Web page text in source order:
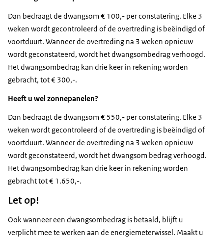
Dan bedraagt de dwangsom € 100,- per constatering. Elke 3
weken wordt gecontroleerd of de overtreding is beëindigd of
voortduurt. Wanneer de overtreding na 3 weken opnieuw
wordt geconstateerd, wordt het dwangsombedrag verhoogd.
Het dwangsombedrag kan drie keer in rekening worden
gebracht, tot € 300,-.
Heeft u wel zonnepanelen?
Dan bedraagt de dwangsom € 550,- per constatering. Elke 3
weken wordt gecontroleerd of de overtreding is beëindigd of
voortduurt. Wanneer de overtreding na 3 weken opnieuw
wordt geconstateerd, wordt het dwangsom bedrag verhoogd.
Het dwangsombedrag kan drie keer in rekening worden
gebracht tot € 1.650,-.
Let op!
Ook wanneer een dwangsombedrag is betaald, blijft u
verplicht mee te werken aan de energiemeterwissel. Maakt u